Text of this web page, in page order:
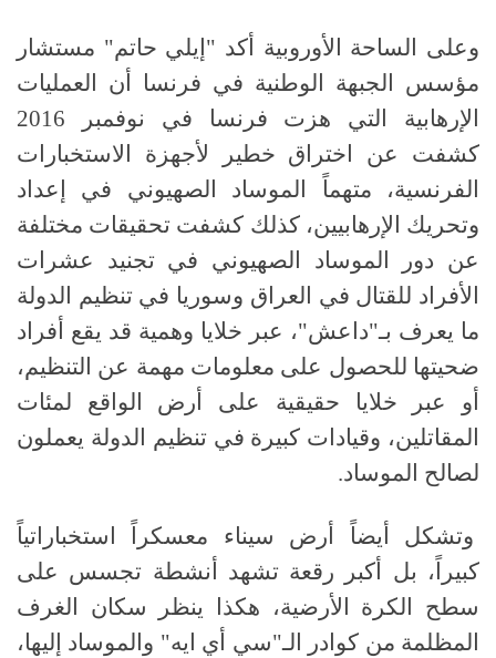
وعلى الساحة الأوروبية أكد "إيلي حاتم" مستشار
مؤسس الجبهة الوطنية في فرنسا أن العمليات
الإرهابية التي هزت فرنسا في نوفمبر 2016
كشفت عن اختراق خطير لأجهزة الاستخبارات
الفرنسية، متهماً الموساد الصهيوني في إعداد
وتحريك الإرهابيين، كذلك كشفت تحقيقات مختلفة
عن دور الموساد الصهيوني في تجنيد عشرات
الأفراد للقتال في العراق وسوريا في تنظيم الدولة
ما يعرف بـ"داعش"، عبر خلايا وهمية قد يقع أفراد
ضحيتها للحصول على معلومات مهمة عن التنظيم،
أو عبر خلايا حقيقية على أرض الواقع لمئات
المقاتلين، وقيادات كبيرة في تنظيم الدولة يعملون
لصالح الموساد.
وتشكل أيضاً أرض سيناء معسكراً استخباراتياً
كبيراً، بل أكبر رقعة تشهد أنشطة تجسس على
سطح الكرة الأرضية، هكذا ينظر سكان الغرف
المظلمة من كوادر الـ"سي أي ايه" والموساد إليها،